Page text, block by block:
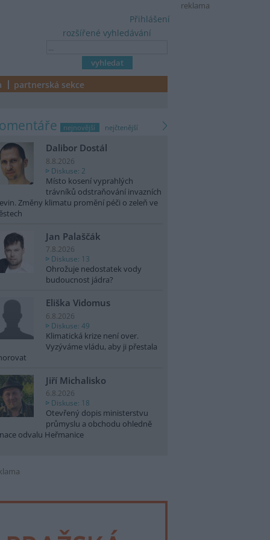
reklama
rozšířené vyhledávání
Přihlášení
partnerská sekce
nejnovější nejčtenější
Dalibor Dostál
8.8.2026
Diskuse: 2
Místo kosení vyprahlých
trávníků odstraňování invazních
Změny klimatu promění péči o zeleň ve
Jan Palaščák
7.8.2026
Diskuse: 13
Ohrožuje nedostatek vody
budoucnost jádra?
Eliška Vidomus
6.8.2026
Diskuse: 49
Klimatická krize není over.
Vyzýváme vládu, aby ji přestala
Jiří Michalisko
6.8.2026
Diskuse: 18
Otevřený dopis ministerstvu
průmyslu a obchodu ohledně
odvalu Heřmanice